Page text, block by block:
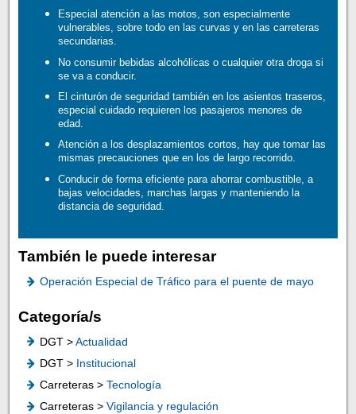
Especial atención a las motos, son especialmente
vulnerables, sobre todo en las curvas y en las carreteras
secundarias.
No consumir bebidas alcohólicas o cualquier otra droga si
se va a conducir.
El cinturón de seguridad también en los asientos traseros,
especial cuidado requieren los pasajeros menores de
edad.
Atención a los desplazamientos cortos, hay que tomar las
mismas precauciones que en los de largo recorrido.
Conducir de forma eficiente para ahorrar combustible, a
bajas velocidades, marchas largas y manteniendo la
distancia de seguridad.
También le puede interesar
Operación Especial de Tráfico para el puente de mayo
Categoría/s
DGT >Actualidad
DGT > Institucional
Carreteras > Tecnología
Carreteras > Vigilancia y regulación